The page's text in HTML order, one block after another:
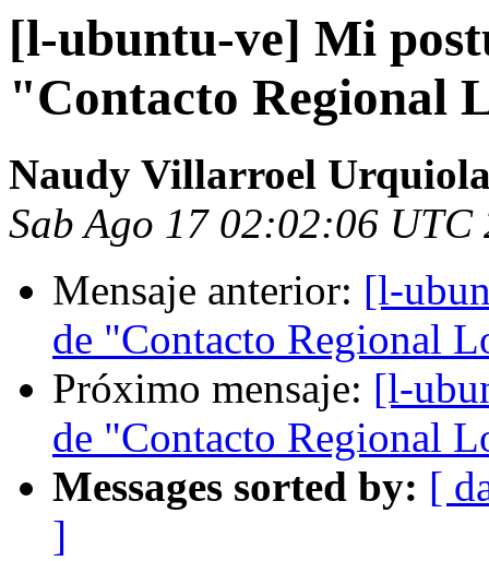
[l-ubuntu-ve] Mi
"Contacto Regional
Naudy Villarroel
Sab Ago 17 02:02:06 UTC
Mensaje anterior: [l-
de "Contacto Regional
Próximo mensaje: [l-
de "Contacto Regional
Messages sorted by: [
]